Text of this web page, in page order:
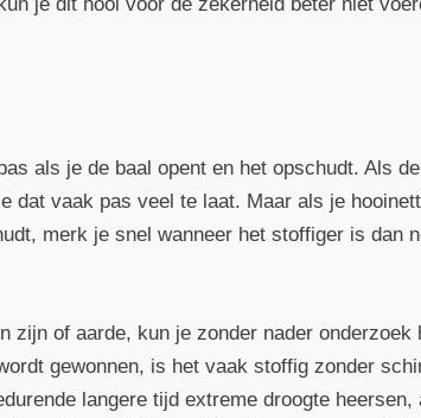
als je de baal opent en het opschudt. Als
dat vaak pas veel te laat. Maar als je
merk je snel wanneer het stoffiger is dan
zijn of aarde, kun je zonder nader onderzoek
gewonnen, is het vaak stoffig zonder
langere tijd extreme droogte